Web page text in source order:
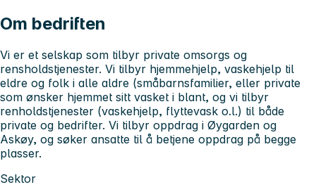
Om bedriften
Vi er et selskap som tilbyr private omsorgs og
rensholdstjenester. Vi tilbyr hjemmehjelp, vaskehjelp til
eldre og folk i alle aldre (småbarnsfamilier, eller private
som ønsker hjemmet sitt vasket i blant, og vi tilbyr
renholdstjenester (vaskehjelp, flyttevask o.l.) til både
private og bedrifter. Vi tilbyr oppdrag i Øygarden og
Askøy, og søker ansatte til å betjene oppdrag på begge
plasser.
Sektor